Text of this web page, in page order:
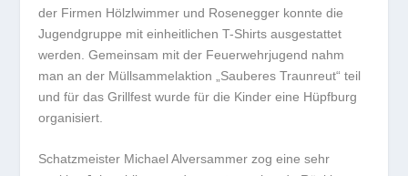
der Firmen Hölzlwimmer und Rosenegger konnte die
Jugendgruppe mit einheitlichen T-Shirts ausgestattet
werden. Gemeinsam mit der Feuerwehrjugend nahm
man an der Müllsammelaktion „Sauberes Traunreut“ teil
und für das Grillfest wurde für die Kinder eine Hüpfburg
organisiert.
Schatzmeister Michael Alversammer zog eine sehr